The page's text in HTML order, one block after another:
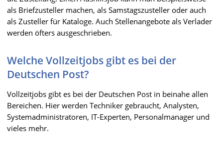
als Briefzusteller machen, als Samstagszusteller oder auch
als Zusteller für Kataloge. Auch Stellenangebote als Verlader
werden öfters ausgeschrieben.
Welche Vollzeitjobs gibt es bei der
Deutschen Post?
Vollzeitjobs gibt es bei der Deutschen Post in beinahe allen
Bereichen. Hier werden Techniker gebraucht, Analysten,
Systemadministratoren, IT-Experten, Personalmanager und
vieles mehr.